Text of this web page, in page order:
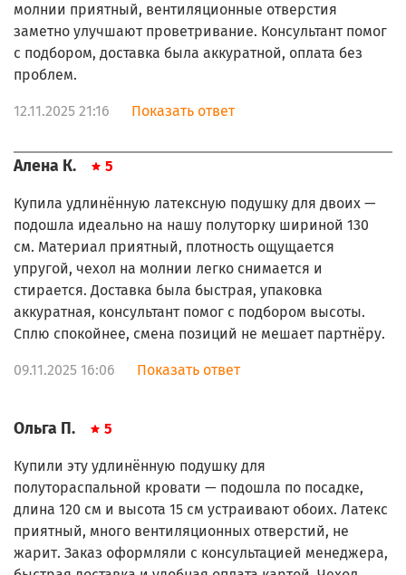
молнии приятный, вентиляционные отверстия
заметно улучшают проветривание. Консультант помог
с подбором, доставка была аккуратной, оплата без
проблем.
12.11.2025 21:16 Показать ответ
Алена К. 5
Купила удлинённую латексную подушку для двоих —
подошла идеально на нашу полуторку шириной 130
см. Материал приятный, плотность ощущается
упругой, чехол на молнии легко снимается и
стирается. Доставка была быстрая, упаковка
аккуратная, консультант помог с подбором высоты.
Сплю спокойнее, смена позиций не мешает партнёру.
09.11.2025 16:06 Показать ответ
Ольга П. 5
Купили эту удлинённую подушку для
полутораспальной кровати — подошла по посадке,
длина 120 см и высота 15 см устраивают обоих. Латекс
приятный, много вентиляционных отверстий, не
жарит. Заказ оформляли с консультацией менеджера,